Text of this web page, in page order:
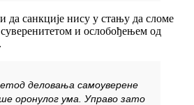
да санкције нису у стању да сломе
и ослобођењем од
деловања самоуверене
оронулог ума. Управо зато